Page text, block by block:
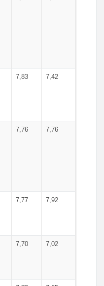
7,83 7,42
7,76 7,76
7,77 7,92
7,70 7,02